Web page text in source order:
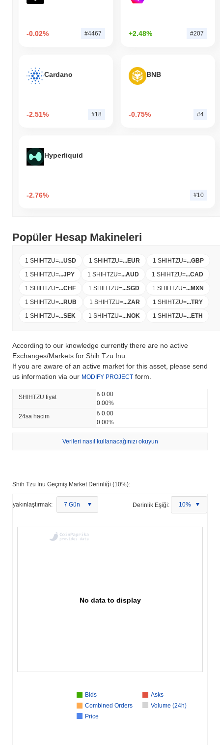
-0.02% #4467 +2.48% #207
Cardano
-2.51% #18
BNB
-0.75% #4
Hyperliquid
-2.76% #10
Popüler Hesap Makineleri
1 SHIHTZU=...USD 1 SHIHTZU=...EUR 1 SHIHTZU=...GBP
1 SHIHTZU=...JPY 1 SHIHTZU=...AUD 1 SHIHTZU=...CAD
1 SHIHTZU=...CHF 1 SHIHTZU=...SGD 1 SHIHTZU=...MXN
1 SHIHTZU=...RUB 1 SHIHTZU=...ZAR 1 SHIHTZU=...TRY
1 SHIHTZU=...SEK 1 SHIHTZU=...NOK 1 SHIHTZU=...ETH
According to our knowledge currently there are no active
Exchanges/Markets for Shih Tzu Inu.
If you are aware of an active market for this asset, please send
us information via our MODIFY PROJECT form.
SHIHTZU fiyat
₺ 0.00
0.00%
24sa hacim
₺ 0.00
0.00%
Verileri nasıl kullanacağınızı okuyun
Shih Tzu Inu Geçmiş Market Derinliği (10%):
yakınlaştırmak: 7 Gün Derinlik Eşiği: 10%
No data to display
Bids
Asks
Combined Orders
Volume (24h)
Price